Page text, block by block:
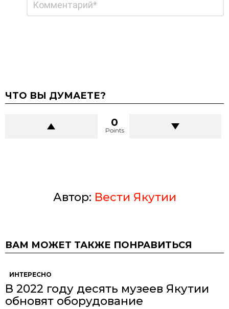
комментарий
ЧТО ВЫ ДУМАЕТЕ?
0
Points
Автор: Вести Якутии
ВАМ МОЖЕТ ТАКЖЕ ПОНРАВИТЬСЯ
ИНТЕРЕСНО
В 2022 году десять музеев Якутии
обновят оборудование